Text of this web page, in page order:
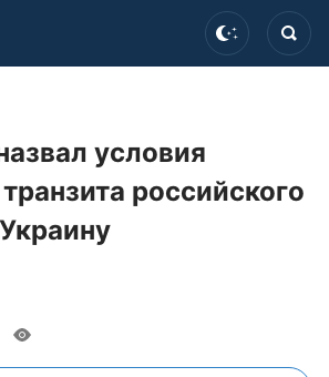
условия
российского